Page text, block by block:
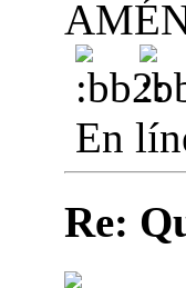
En
Re: